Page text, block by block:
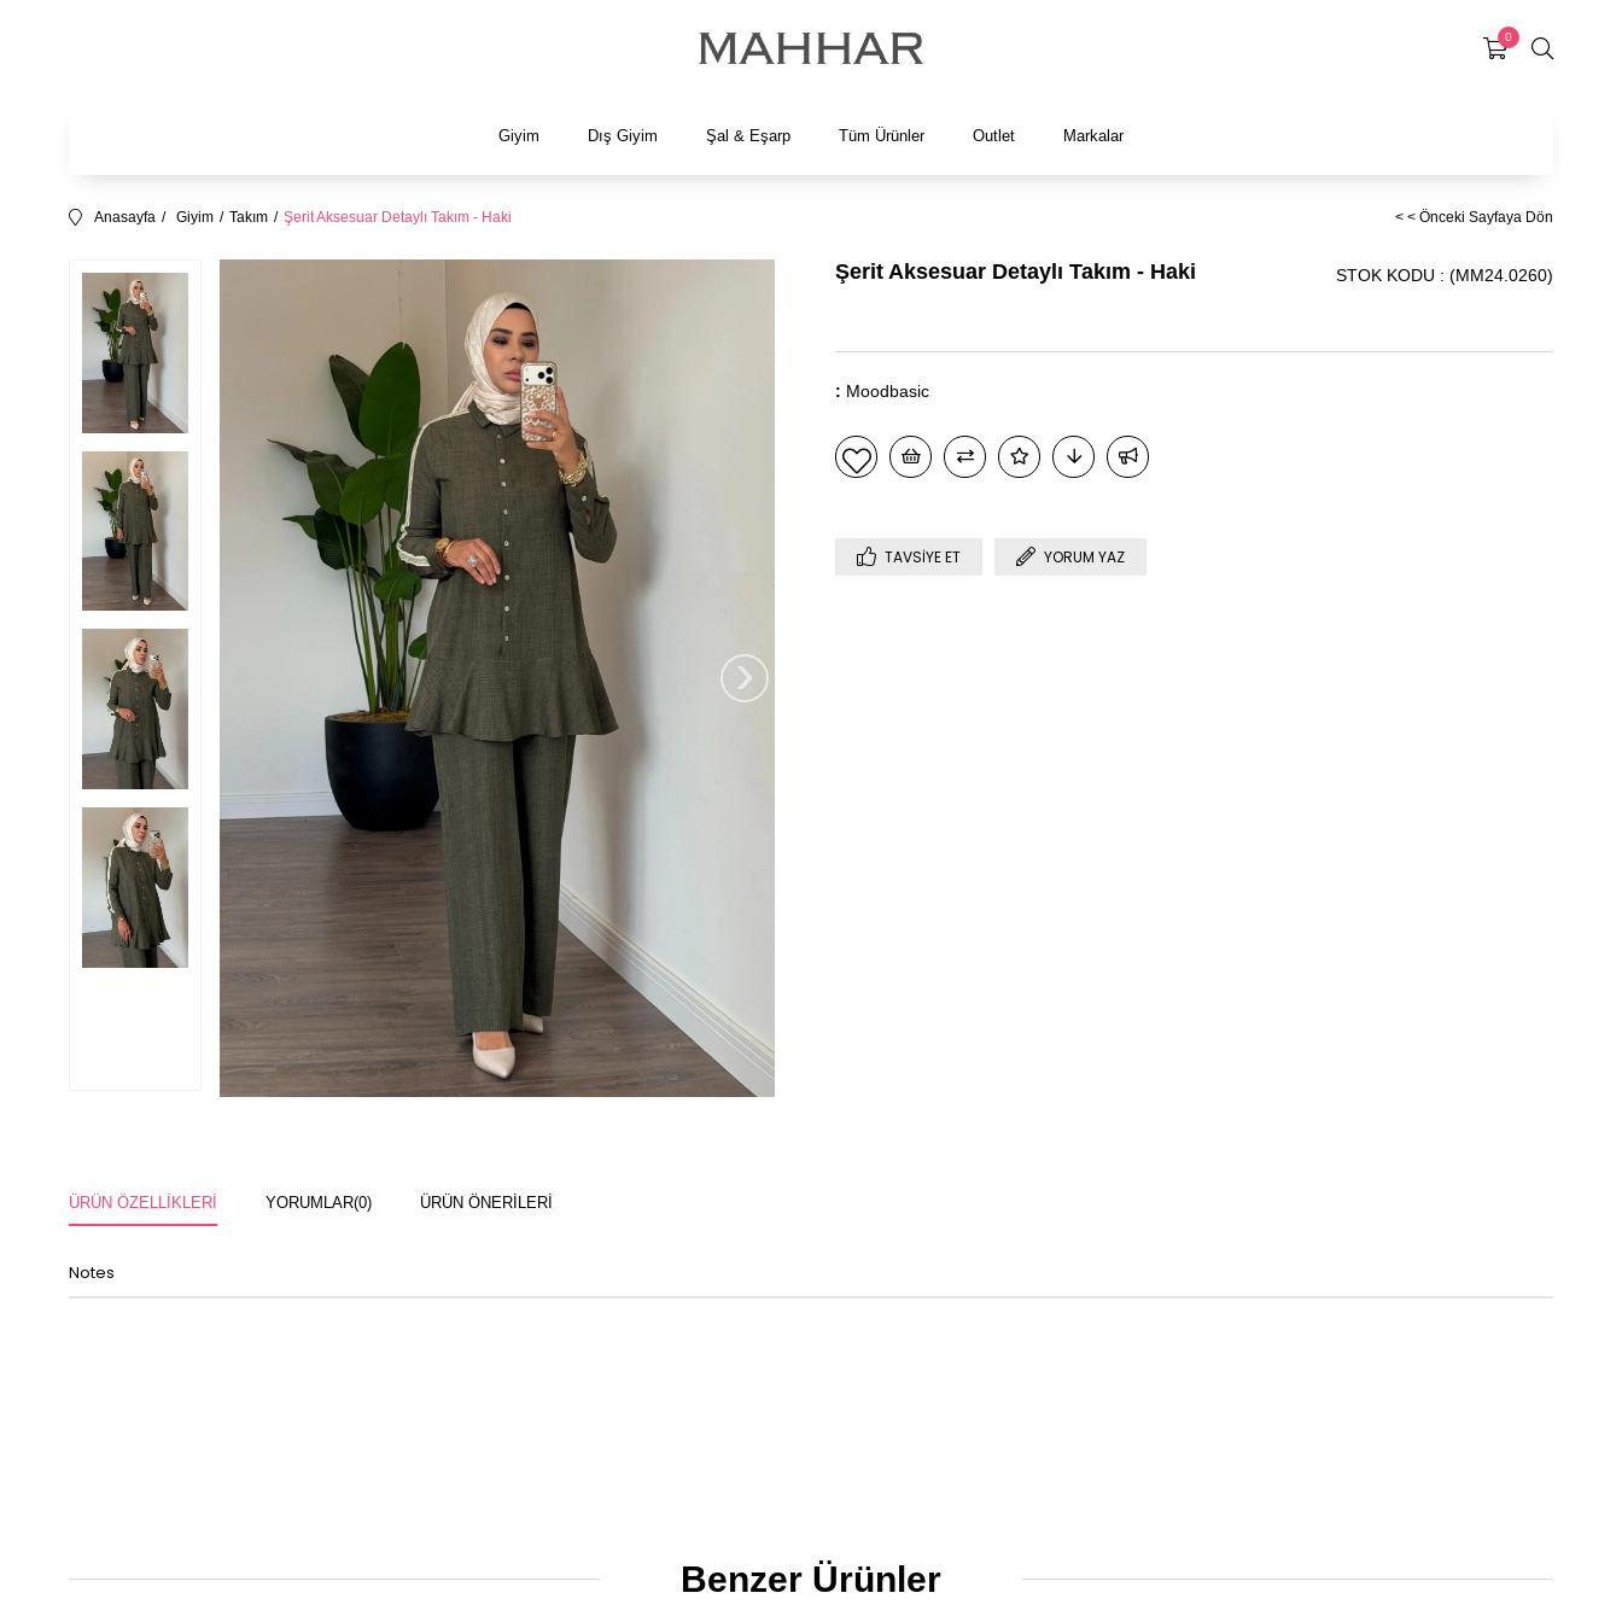
0
Giyim Dış Giyim Şal & Eşarp Tüm Ürünler Outlet Markalar
Anasayfa Giyim Takım Şerit Aksesuar Detaylı Takım - Haki < < Önceki Sayfaya Dön
›
Şerit Aksesuar Detaylı Takım - Haki (MM24.0260)
STOK KODU
: Moodbasic
TAVSIYE ET YORUM YAZ
ÜRÜN ÖZELLIKLERI YORUMLAR(0) ÜRÜN ÖNERILERI
Notes
Benzer Ürünler